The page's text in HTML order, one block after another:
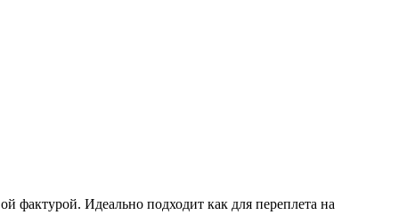
фактурой. Идеально подходит как для переплета на